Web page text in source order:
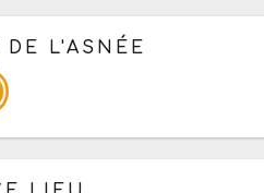
DE L'ASNÉE
/ réseau social